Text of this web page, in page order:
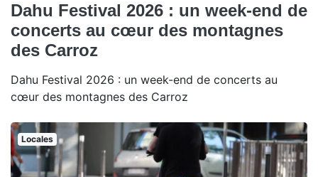
Dahu Festival 2026 : un week-end de
concerts au cœur des montagnes
des Carroz
Dahu Festival 2026 : un week-end de concerts au
cœur des montagnes des Carroz
Locales